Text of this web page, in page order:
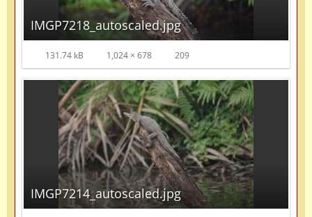
IMGP7218_autoscaled.jpg
131.74 kB 1,024 × 678 209
IMGP7214_autoscaled.jpg